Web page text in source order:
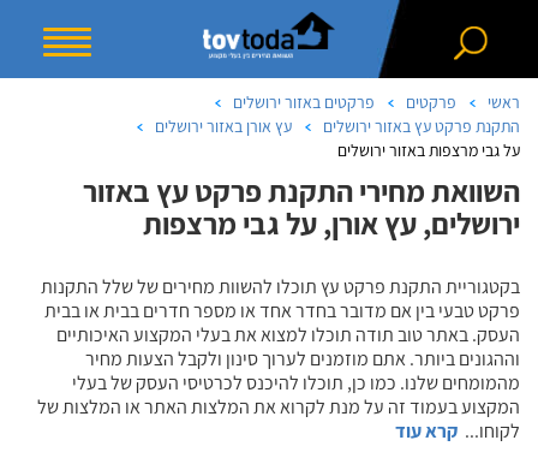
ראשי פרקטים
פרקטים באזור ירושלים
התקנת פרקט עץ באזור ירושלים
עץ אורן באזור ירושלים
על גבי מרצפות באזור ירושלים
השוואת מחירי התקנת פרקט עץ באזור
ירושלים, עץ אורן, על גבי מרצפות
בקטגוריית התקנת פרקט עץ תוכלו להשוות מחירים של שלל התקנות
פרקט טבעי בין אם מדובר בחדר אחד או מספר חדרים בבית או בבית
העסק. באתר טוב תודה תוכלו למצוא את בעלי המקצוע האיכותיים
וההגונים ביותר. אתם מוזמנים לערוך סינון ולקבל הצעות מחיר
מהמומחים שלנו. כמו כן, תוכלו להיכנס לכרטיסי העסק של בעלי
המקצוע בעמוד זה על מנת לקרוא את המלצות האתר או המלצות של
לקוחו... קרא עוד